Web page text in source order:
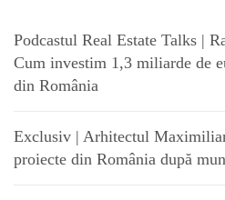
Podcastul Real Estate Talks |
Cum investim 1,3 miliarde de
din România
Exclusiv | Arhitectul
proiecte din România după